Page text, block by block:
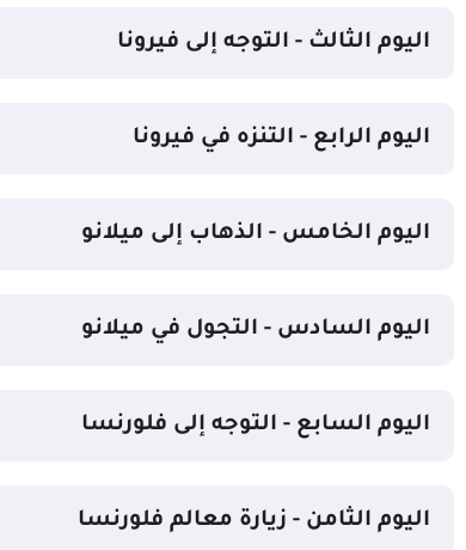
اليوم الثالث - التوجه إلى فيرونا
اليوم الرابع - التنزه في فيرونا
اليوم الخامس - الذهاب إلى ميلانو
اليوم السادس - التجول في ميلانو
اليوم السابع - التوجه إلى فلورنسا
اليوم الثامن - زيارة معالم فلورنسا